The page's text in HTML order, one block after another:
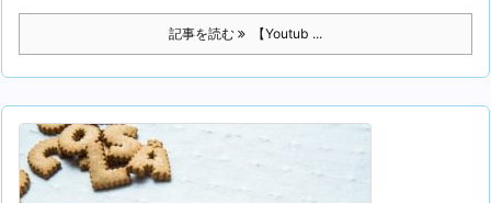
記事を読む 【Youtub ...